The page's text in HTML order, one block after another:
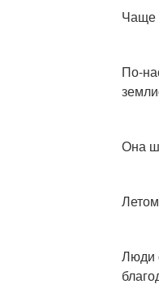
Чаще
По-
Она
Люди